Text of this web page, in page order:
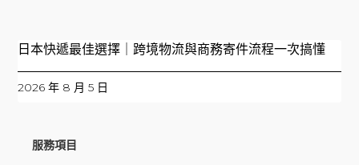
日本快遞最佳選擇｜跨境物流與商務寄件流程一次搞懂
2026 年 8 月 5 日
服務項目